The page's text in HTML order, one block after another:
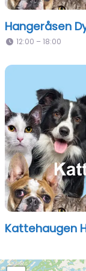
Hangeråsen
12:00 – 18:00
Kattehaugen